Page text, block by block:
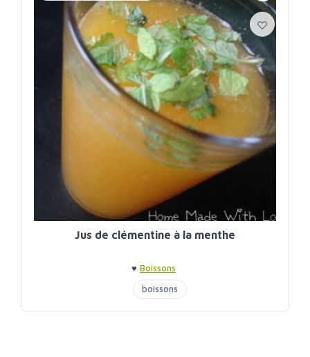
Jus de clémentine à la menthe
♥ Boissons
boissons